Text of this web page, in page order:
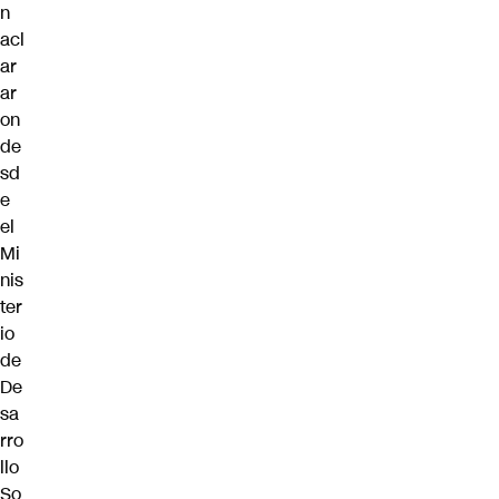
n
acl
ar
ar
on
de
sd
e
el
Mi
nis
ter
io
de
De
sa
rro
llo
So